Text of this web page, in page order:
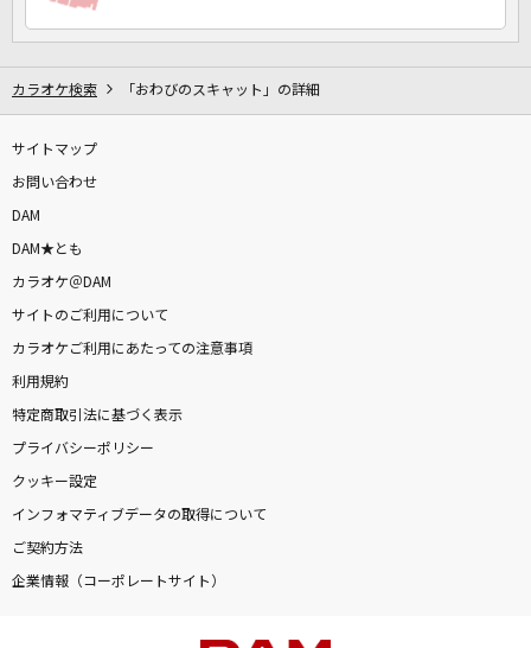
カラオケ検索 「おわびのスキャット」の詳細
サイトマップ
お問い合わせ
DAM
DAM★とも
カラオケ＠DAM
サイトのご利用について
カラオケご利用にあたっての注意事項
利用規約
特定商取引法に基づく表示
プライバシーポリシー
クッキー設定
インフォマティブデータの取得について
ご契約方法
企業情報（コーポレートサイト）